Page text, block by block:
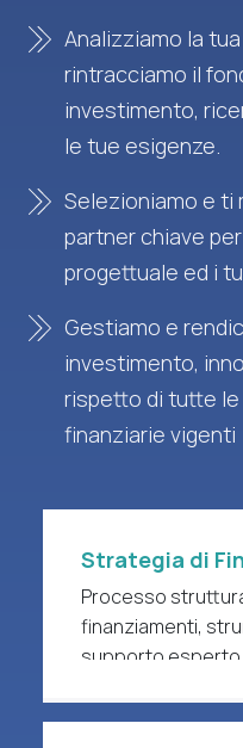
Analizziamo la
rintracciamo il
investimento,
le tue esigenze.
Selezioniamo e ti
partner chiave
progettuale ed i
Gestiamo e
investimento,
rispetto di tutte
finanziarie vigenti
Strategia di
Processo
finanziamenti,
supporto esperto
di R&S